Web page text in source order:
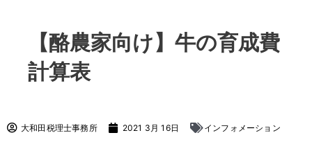
【酪農家向け】牛の育成費
計算表
大和田税理士事務所 2021 3月 16日 インフォメーション